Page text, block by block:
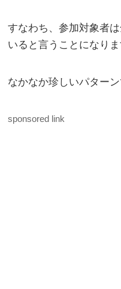
すなわち、参加対象者
いると言うことになりま
なかなか珍しいパターン
sponsored link